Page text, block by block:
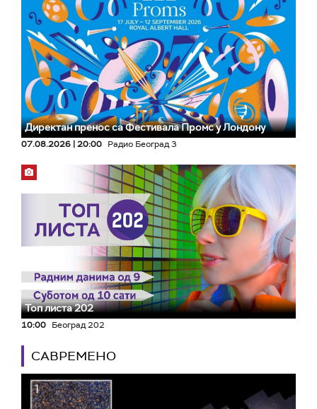
Директан пренос са Фестивала Промс у Лондону
07.08.2026 | 20:00 Радио Београд 3
Топ листа 202
10:00 Београд 202
САВРЕМЕНО